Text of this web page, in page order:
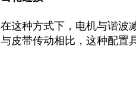
在这种方式下，电机与谐波
与皮带传动相比，这种配置